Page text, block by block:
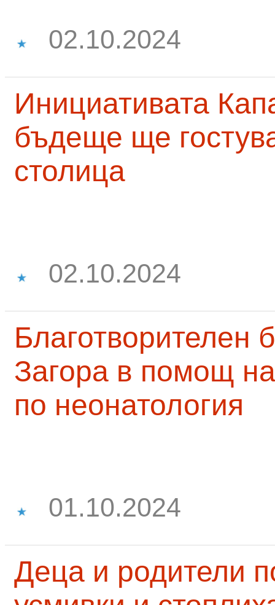
02.10.2024
Инициативата
бъдеще ще
столица
02.10.2024
Благотворителен
Загора в помощ
по неонатология
01.10.2024
Деца и родители